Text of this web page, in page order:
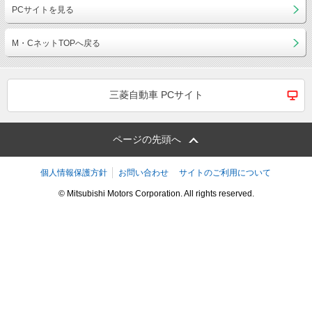
PCサイトを見る
M・CネットTOPへ戻る
三菱自動車 PCサイト
ページの先頭へ
個人情報保護方針 お問い合わせ サイトのご利用について
© Mitsubishi Motors Corporation. All rights reserved.